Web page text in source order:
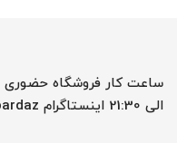
الی 21:30 اینستاگرام karinopardaz@